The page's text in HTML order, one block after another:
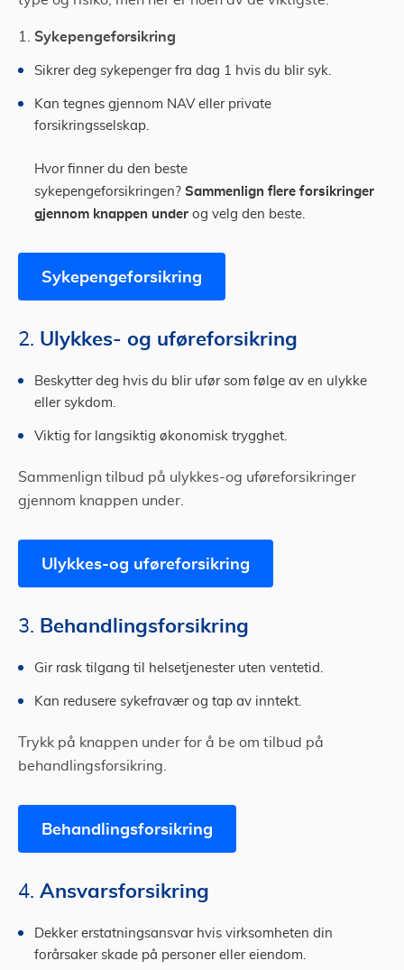
1. Sykepengeforsikring
Sikrer deg sykepenger fra dag 1 hvis du blir syk.
Kan tegnes gjennom NAV eller private
forsikringsselskap.
Hvor finner du den beste
sykepengeforsikringen? Sammenlign flere forsikringer
gjennom knappen under og velg den beste.
Sykepengeforsikring
2. Ulykkes- og uføreforsikring
Beskytter deg hvis du blir ufør som følge av en ulykke
eller sykdom.
Viktig for langsiktig økonomisk trygghet.
Sammenlign tilbud på ulykkes-og uføreforsikringer
gjennom knappen under.
Ulykkes-og uføreforsikring
3. Behandlingsforsikring
Gir rask tilgang til helsetjenester uten ventetid.
Kan redusere sykefravær og tap av inntekt.
Trykk på knappen under for å be om tilbud på
behandlingsforsikring.
Behandlingsforsikring
4. Ansvarsforsikring
Dekker erstatningsansvar hvis virksomheten din
forårsaker skade på personer eller eiendom.